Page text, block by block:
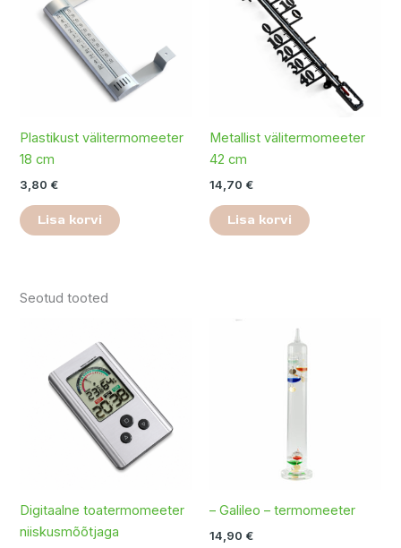
Plastikust välitermomeeter
18 cm
3,80 €
Lisa korvi
Metallist välitermomeeter
42 cm
14,70 €
Lisa korvi
Seotud tooted
Digitaalne toatermomeeter
niiskusmõõtjaga
– Galileo – termomeeter
14,90 €